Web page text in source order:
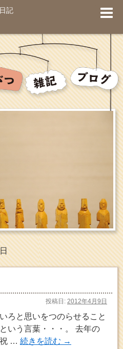
記
投稿日: 2012年4月9日
ろと思いをつのらせること
いう言葉・・・。 去年の
… 続きを読む →